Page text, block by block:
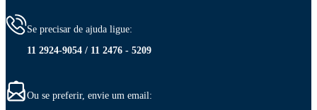
Se precisar de ajuda ligue:
11 2924-9054 / 11 2476 - 5209
Ou se preferir, envie um email: